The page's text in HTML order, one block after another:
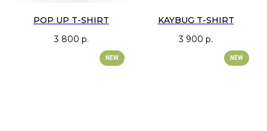
POP UP T-SHIRT
3 800 р.
KAYBUG T-SHIRT
3 900 р.
NEW NEW